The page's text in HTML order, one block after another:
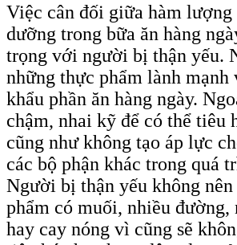
Việc cân đối giữa hàm lượng
dưỡng trong bữa ăn hàng
trọng với người bị thận yếu.
những thực phẩm lành mạnh
khẩu phần ăn hàng ngày.
chậm, nhai kỹ để có thể tiêu
cũng như không tạo áp lực
các bộ phận khác trong quá
Người bị thận yếu không
phẩm có muối, nhiều đường,
hay cay nóng vì cũng sẽ